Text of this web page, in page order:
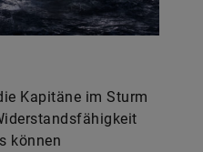
Kapitäne im Sturm
können